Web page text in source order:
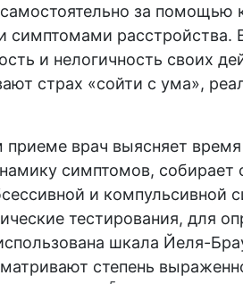
за помощью
расстройства.
и нелогичность своих
страх «сойти с ума»,
врач выясняет
симптомов,
и компульсивной
тестирования, для
шкала Йеля-
степень